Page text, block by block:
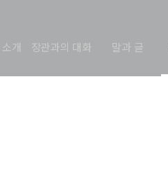
개 장관과의 대화 말과 글